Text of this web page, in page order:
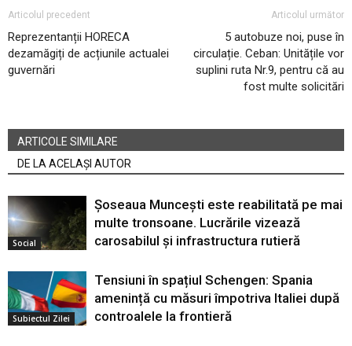
Articolul precedent
Reprezentanții HORECA
dezamăgiți de acțiunile actualei
guvernări
Articolul următor
5 autobuze noi, puse în
circulație. Ceban: Unitățile vor
suplini ruta Nr.9, pentru că au
fost multe solicitări
ARTICOLE SIMILARE
DE LA ACELAȘI AUTOR
Social
Șoseaua Muncești este reabilitată pe mai
multe tronsoane. Lucrările vizează
carosabilul și infrastructura rutieră
Subiectul Zilei
Tensiuni în spațiul Schengen: Spania
amenință cu măsuri împotriva Italiei după
controalele la frontieră